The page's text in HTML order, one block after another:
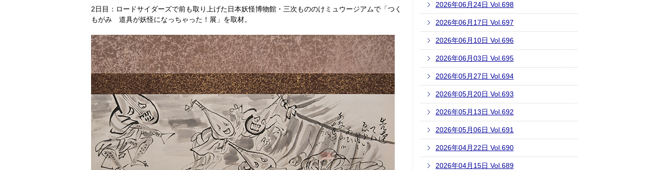
2日目：ロードサイダーズで前も取り上げた日本妖怪博物館・三次もののけミュウージアムで「つく
もがみ 道具が妖怪になっちゃった！展」を取材。
2026年06月24日 Vol.698
2026年06月17日 Vol.697
2026年06月10日 Vol.696
2026年06月03日 Vol.695
2026年05月27日 Vol.694
2026年05月20日 Vol.693
2026年05月13日 Vol.692
2026年05月06日 Vol.691
2026年04月22日 Vol.690
2026年04月15日 Vol.689